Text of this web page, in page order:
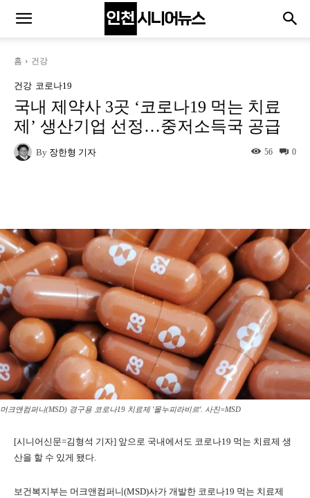
홈 건강
건강 코로나19
국내 제약사 3곳 ‘코로나19 먹는 치료
제’ 생산기업 선정…중저소득국 공급
By 장한형 기자 0
56
머크앤컴퍼니(MSD) 경구용 코로나19 치료제 '몰누피라비르'. 사진=MSD
[시니어신문=김형석 기자] 앞으로 국내에서도 코로나19 먹는 치료제 생
산을 할 수 있게 됐다.
보건복지부는 머크앤컴퍼니(MSD)사가 개발한 코로나19 먹는 치료제